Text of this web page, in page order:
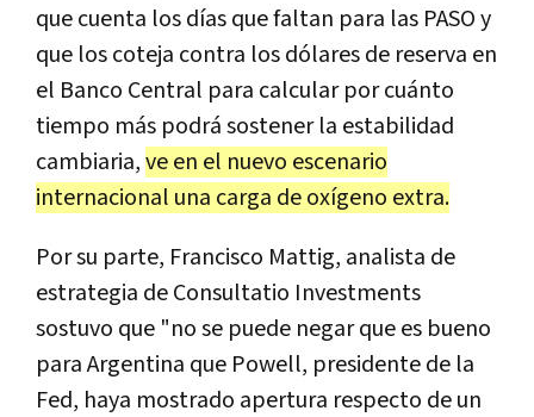
que cuenta los días que faltan para las PASO y
que los coteja contra los dólares de reserva en
el Banco Central para calcular por cuánto
tiempo más podrá sostener la estabilidad
cambiaria,ve en el nuevo escenario
internacional una carga de oxígeno extra.
Por su parte, Francisco Mattig, analista de
estrategia de Consultatio Investments
sostuvo que "no se puede negar que es bueno
para Argentina que Powell, presidente de la
Fed, haya mostrado apertura respecto de un